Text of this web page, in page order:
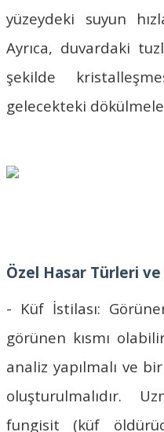
yüzeydeki suyun
Ayrıca, duvardaki
şekilde
gelecekteki
Özel Hasar Türleri
- Küf İstilası:
görünen kısmı
analiz yapılmalı ve
oluşturulmalıdır.
fungisit (küf